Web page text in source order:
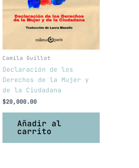
Camila Guillot
Declaración de los
Derechos de la Mujer y
de la Ciudadana
$20,000.00
Añadir al
carrito